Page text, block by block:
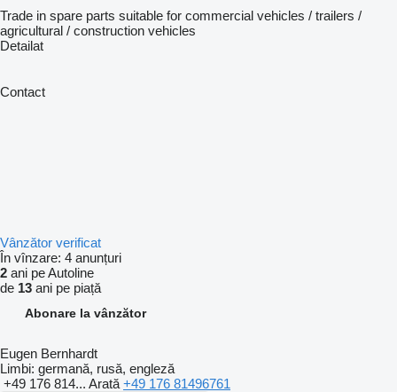
Trade in spare parts suitable for commercial vehicles / trailers /
agricultural / construction vehicles
Detailat
Contact
Vânzător verificat
În vînzare: 4 anunțuri
2 ani pe Autoline
de 13 ani pe piață
Abonare la vânzător
Eugen Bernhardt
Limbi: germană, rusă, engleză
+49 176 814... Arată +49 176 81496761